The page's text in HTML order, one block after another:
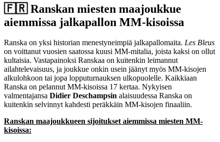
🇫🇷​ Ranskan miesten maajoukkue
aiemmissa jalkapallon MM-kisoissa
Ranska on yksi historian menestyneimpiä jalkapallomaita. Les Bleus
on voittanut vuosien saatossa kuusi MM-mitalia, joista kaksi on ollut
kultaisia. Vastapainoksi Ranskaa on kuitenkin leimannut
ailahtelevaisuus, ja joukkue onkin usein jäänyt myös MM-kisojen
alkulohkoon tai jopa lopputurnauksen ulkopuolelle. Kaikkiaan
Ranska on pelannut MM-kisoissa 17 kertaa. Nykyisen
valmentajansa Didier Deschampsin alaisuudessa Ranska on
kuitenkin selvinnyt kahdesti peräkkäin MM-kisojen finaaliin.
Ranskan maajoukkueen sijoitukset aiemmissa miesten MM-
kisoissa: